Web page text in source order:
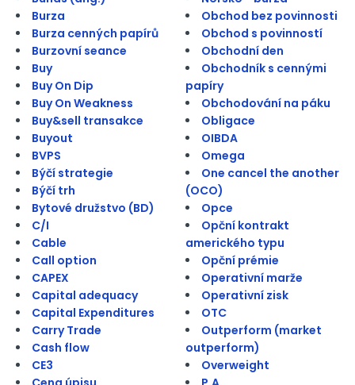
Burza
Burza cenných papírů
Burzovní seance
Buy
Buy On Dip
Buy On Weakness
Buy&sell transakce
Buyout
BVPS
Býčí strategie
Býčí trh
Bytové družstvo (BD)
C/I
Cable
Call option
CAPEX
Capital adequacy
Capital Expenditures
Carry Trade
Cash flow
CE3
Obchod bez povinnosti
Obchod s povinností
Obchodní den
Obchodník s cennými
papíry
Obchodování na páku
Obligace
OIBDA
Omega
One cancel the another
(OCO)
Opce
Opční kontrakt
amerického typu
Opční prémie
Operativní marže
Operativní zisk
OTC
Outperform (market
outperform)
Overweight